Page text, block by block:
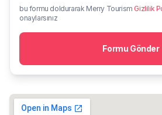
bu formu doldurarak Merry Tourism Gizlilik
onaylarsınız
Formu Gönder